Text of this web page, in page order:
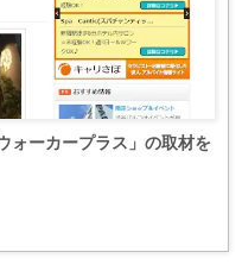
ォーカープラス」の取材を